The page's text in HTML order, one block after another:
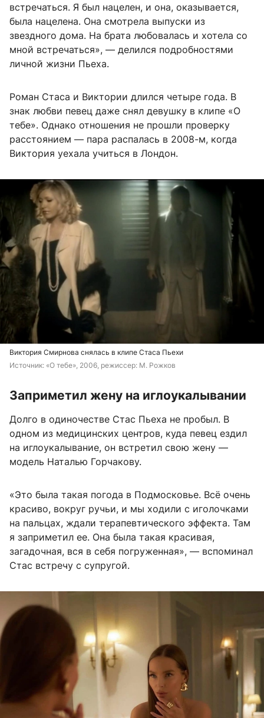
встречаться. Я был нацелен, и она, оказывается,
была нацелена. Она смотрела выпуски из
звездного дома. На брата любовалась и хотела со
мной встречаться», — делился подробностями
личной жизни Пьеха.
Роман Стаса и Виктории длился четыре года. В
знак любви певец даже снял девушку в клипе «О
тебе». Однако отношения не прошли проверку
расстоянием — пара распалась в 2008-м, когда
Виктория уехала учиться в Лондон.
Виктория Смирнова снялась в клипе Стаса Пьехи
Источник: «О тебе», 2006, режиссер: М. Рожков
Заприметил жену на иглоукалывании
Долго в одиночестве Стас Пьеха не пробыл. В
одном из медицинских центров, куда певец ездил
на иглоукалывание, он встретил свою жену —
модель Наталью Горчакову.
«Это была такая погода в Подмосковье. Всё очень
красиво, вокруг ручьи, и мы ходили с иголочками
на пальцах, ждали терапевтического эффекта. Там
я заприметил ее. Она была такая красивая,
загадочная, вся в себя погруженная», — вспоминал
Стас встречу с супругой.